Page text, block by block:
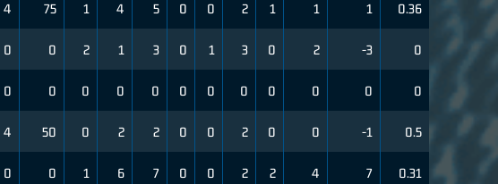
4 75 1 4 5 0 0 2 1 1 1 0.36
0 0 2 1 3 0 1 3 0 2 -3 0
0 0 0 0 0 0 0 0 0 0 0 0
4 50 0 2 2 0 0 2 0 0 -1 0.5
0 0 1 6 7 0 0 2 2 4 7 0.31